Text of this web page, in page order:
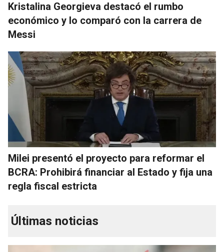
Kristalina Georgieva destacó el rumbo
económico y lo comparó con la carrera de
Messi
Milei presentó el proyecto para reformar el
BCRA: Prohibirá financiar al Estado y fija una
regla fiscal estricta
Últimas noticias